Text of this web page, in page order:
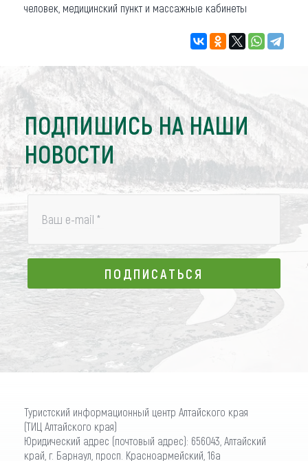
человек, медицинский пункт и массажные кабинеты
ПОДПИШИСЬ НА НАШИ
НОВОСТИ
Ваш e-mail *
ПОДПИСАТЬСЯ
ПОДПИСАТЬСЯ
Туристский информационный центр Алтайского края
(ТИЦ Алтайского края)
Юридический адрес (почтовый адрес): 656043, Алтайский
край, г. Барнаул, просп. Красноармейский, 16а